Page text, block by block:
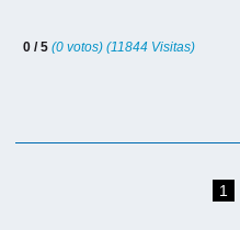
0 / 5(0 votos) (11844 Visitas)
1